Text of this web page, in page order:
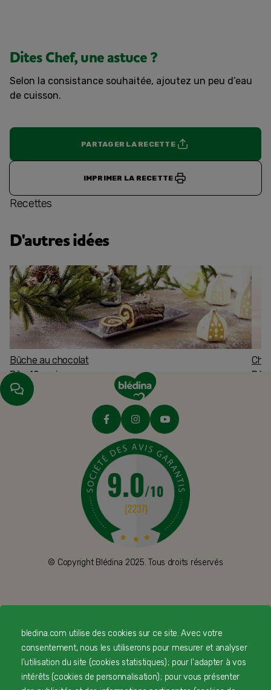
Dites Chef, une astuce ?
Selon la consistance souhaitée, ajoutez un peu d’eau
de cuisson.
PARTAGER LA RECETTE
IMPRIMER LA RECETTE
Recettes
D'autres idées
Bûche au chocolat
Dès 12 mois
© Copyright Blédina 2025. Tous droits réservés
PAIEMENT SÉCURISÉ
bledina.com utilise des cookies sur ce site. Avec votre
consentement, nous les utiliserons pour mesurer et analyser
l'utilisation du site (cookies statistiques) ; pour l'adapter à vos
intérêts (cookies de personnalisation) ; pour vous présenter